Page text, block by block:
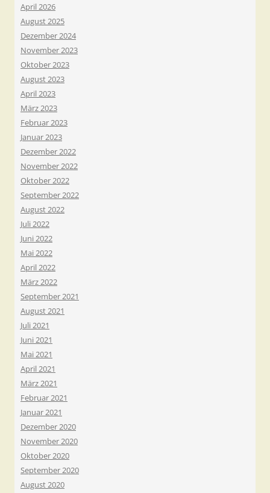
April 2026
August 2025
Dezember 2024
November 2023
Oktober 2023
August 2023
April 2023
März 2023
Februar 2023
Januar 2023
Dezember 2022
November 2022
Oktober 2022
September 2022
August 2022
Juli 2022
Juni 2022
Mai 2022
April 2022
März 2022
September 2021
August 2021
Juli 2021
Juni 2021
Mai 2021
April 2021
März 2021
Februar 2021
Januar 2021
Dezember 2020
November 2020
Oktober 2020
September 2020
August 2020